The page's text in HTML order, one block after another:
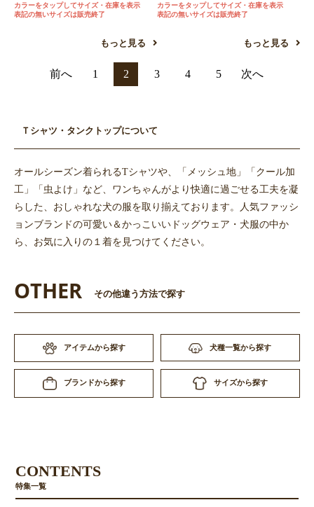
カラーをタップしてサイズ・在庫を表示
表記の無いサイズは販売終了
もっと見る
カラーをタップしてサイズ・在庫を表示
表記の無いサイズは販売終了
もっと見る
前へ 1 2 3 4 5 次へ
Ｔシャツ・タンクトップについて
オールシーズン着られるTシャツや、「メッシュ地」「クール加
工」「虫よけ」など、ワンちゃんがより快適に過ごせる工夫を凝
らした、おしゃれな犬の服を取り揃えております。人気ファッシ
ョンブランドの可愛い＆かっこいいドッグウェア・犬服の中か
ら、お気に入りの１着を見つけてください。
OTHER その他違う方法で探す
アイテムから探す 犬種一覧から探す
ブランドから探す サイズから探す
CONTENTS
特集一覧